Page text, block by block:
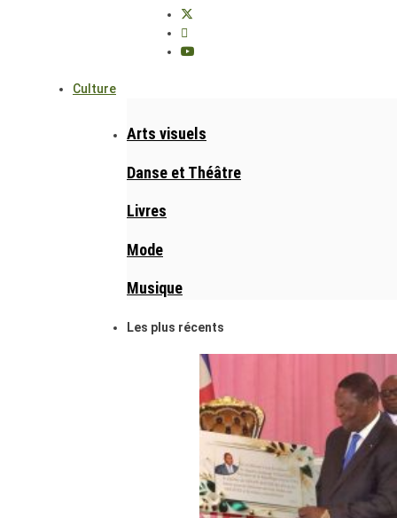
Culture
Arts visuels
Danse et Théâtre
Livres
Mode
Musique
Les plus récents